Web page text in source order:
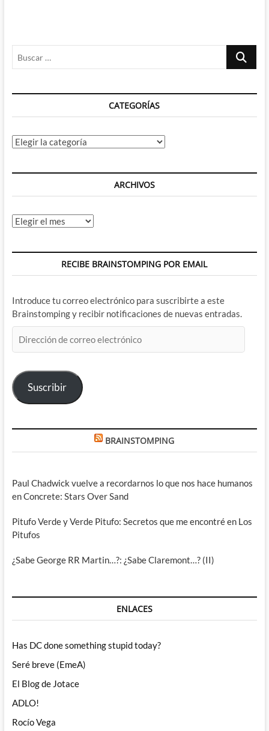
Buscar
CATEGORÍAS
Categorías
ARCHIVOS
Archivos
RECIBE BRAINSTOMPING POR EMAIL
Introduce tu correo electrónico para suscribirte a este
Brainstomping y recibir notificaciones de nuevas entradas.
de
electrónico
Suscribir
BRAINSTOMPING
Paul Chadwick vuelve a recordarnos lo que nos hace humanos
en Concrete: Stars Over Sand
Pitufo Verde y Verde Pitufo: Secretos que me encontré en Los
Pitufos
¿Sabe George RR Martin…?: ¿Sabe Claremont…? (II)
ENLACES
Has DC done something stupid today?
Seré breve (EmeA)
El Blog de Jotace
ADLO!
Rocío Vega